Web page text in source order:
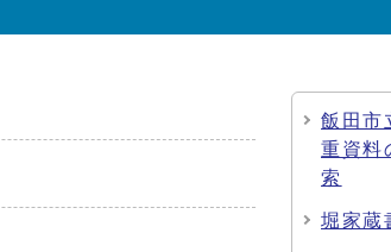
飯田市
重資料
索
堀家蔵